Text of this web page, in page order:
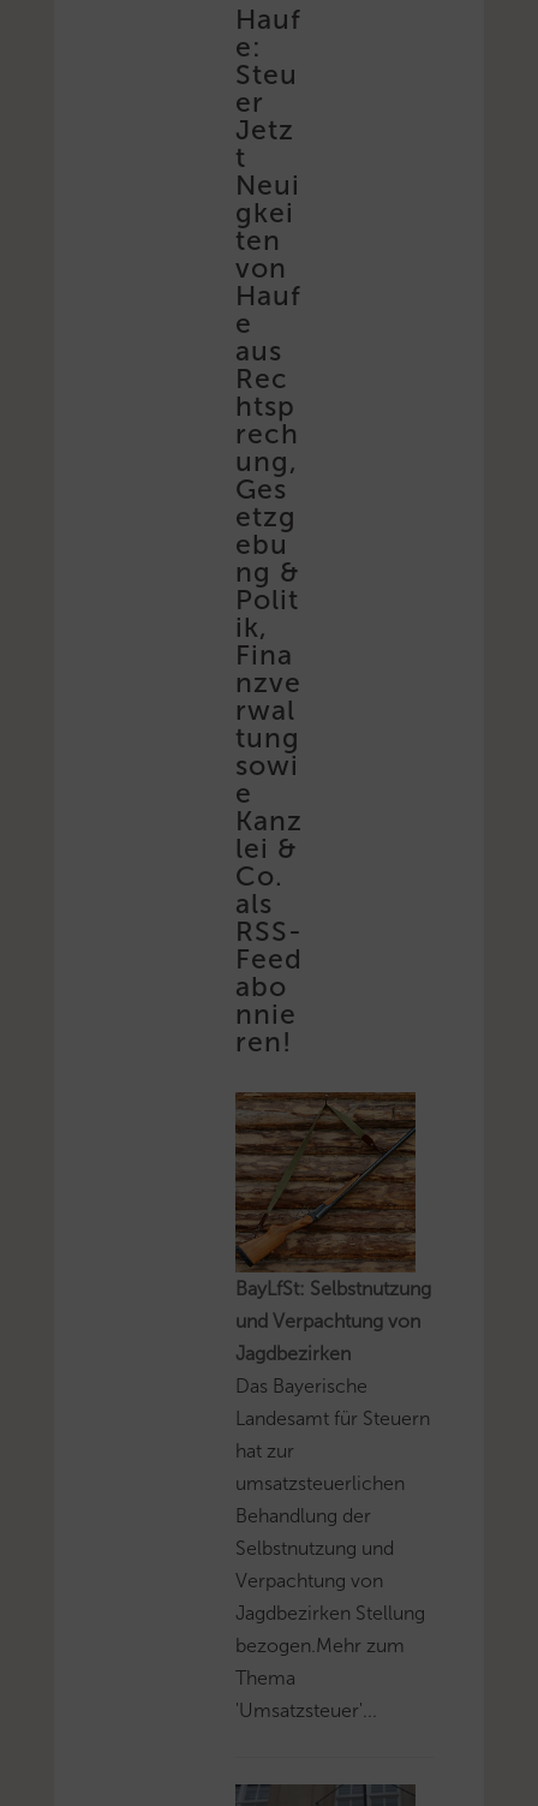
Hauf
e:
Steu
er
Jetz
t
Neui
gkei
ten
von
Hauf
e
aus
Rec
htsp
rech
ung,
Ges
etzg
ebu
ng &
Polit
ik,
Fina
nzve
rwal
tung
sowi
e
Kanz
lei &
Co.
als
RSS-
Feed
abo
nnie
ren!
BayLfSt: Selbstnutzung
und Verpachtung von
Jagdbezirken
Das Bayerische
Landesamt für Steuern
hat zur
umsatzsteuerlichen
Behandlung der
Selbstnutzung und
Verpachtung von
Jagdbezirken Stellung
bezogen.Mehr zum
Thema
'Umsatzsteuer'...